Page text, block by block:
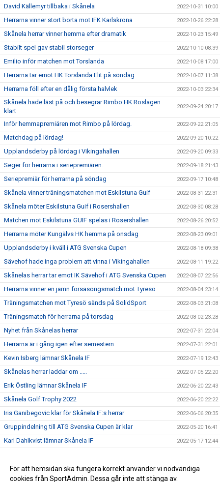
David Källemyr tillbaka i Skånela 2022-10-31 10:00
Herrarna vinner stort borta mot IFK Karlskrona 2022-10-26 22:28
Skånela herrar vinner hemma efter dramatik 2022-10-23 15:49
Stabilt spel gav stabil storseger 2022-10-10 08:39
Emilio inför matchen mot Torslanda 2022-10-08 17:00
Herrarna tar emot HK Torslanda Elit på söndag 2022-10-07 11:38
Herrarna föll efter en dålig första halvlek 2022-10-03 22:34
Skånela hade läst på och besegrar Rimbo HK Roslagen
klart
2022-09-24 20:17
Inför hemmapremiären mot Rimbo på lördag. 2022-09-22 21:05
Matchdag på lördag! 2022-09-20 10:22
Upplandsderby på lördag i Vikingahallen 2022-09-20 09:33
Seger för herrarna i seriepremiären. 2022-09-18 21:43
Seriepremiär för herrarna på söndag 2022-09-17 10:48
Skånela vinner träningsmatchen mot Eskilstuna Guif 2022-08-31 22:31
Skånela möter Eskilstuna Guif i Rosershallen 2022-08-30 08:28
Matchen mot Eskilstuna GUIF spelas i Rosershallen 2022-08-26 20:52
Herrarna möter Kungälvs HK hemma på onsdag 2022-08-23 09:01
Upplandsderby i kväll i ATG Svenska Cupen 2022-08-18 09:38
Sävehof hade inga problem att vinna i Vikingahallen 2022-08-11 19:22
Skånelas herrar tar emot IK Sävehof i ATG Svenska Cupen 2022-08-07 22:56
Herrarna vinner en jämn försäsongsmatch mot Tyresö 2022-08-04 23:14
Träningsmatchen mot Tyresö sänds på SolidSport 2022-08-03 21:08
Träningsmatch för herrarna på torsdag 2022-08-02 23:28
Nyhet från Skånelas herrar 2022-07-31 22:04
Herrarna är i gång igen efter semestern 2022-07-31 22:01
Kevin Isberg lämnar Skånela IF 2022-07-19 12:43
Skånelas herrar laddar om ..... 2022-07-05 22:20
Erik Östling lämnar Skånela IF 2022-06-20 22:43
Skånela Golf Trophy 2022 2022-06-20 22:22
Iris Ganibegovic klar för Skånela IF:s herrar 2022-06-06 20:35
Gruppindelning till ATG Svenska Cupen är klar 2022-05-20 16:41
Karl Dahlkvist lämnar Skånela IF 2022-05-17 12:44
Emilio Lahdo förlänger med Skånela IF 2022-05-11 15:00
För att hemsidan ska fungera korrekt använder vi nödvändiga
cookies från SportAdmin. Dessa går inte att stänga av.